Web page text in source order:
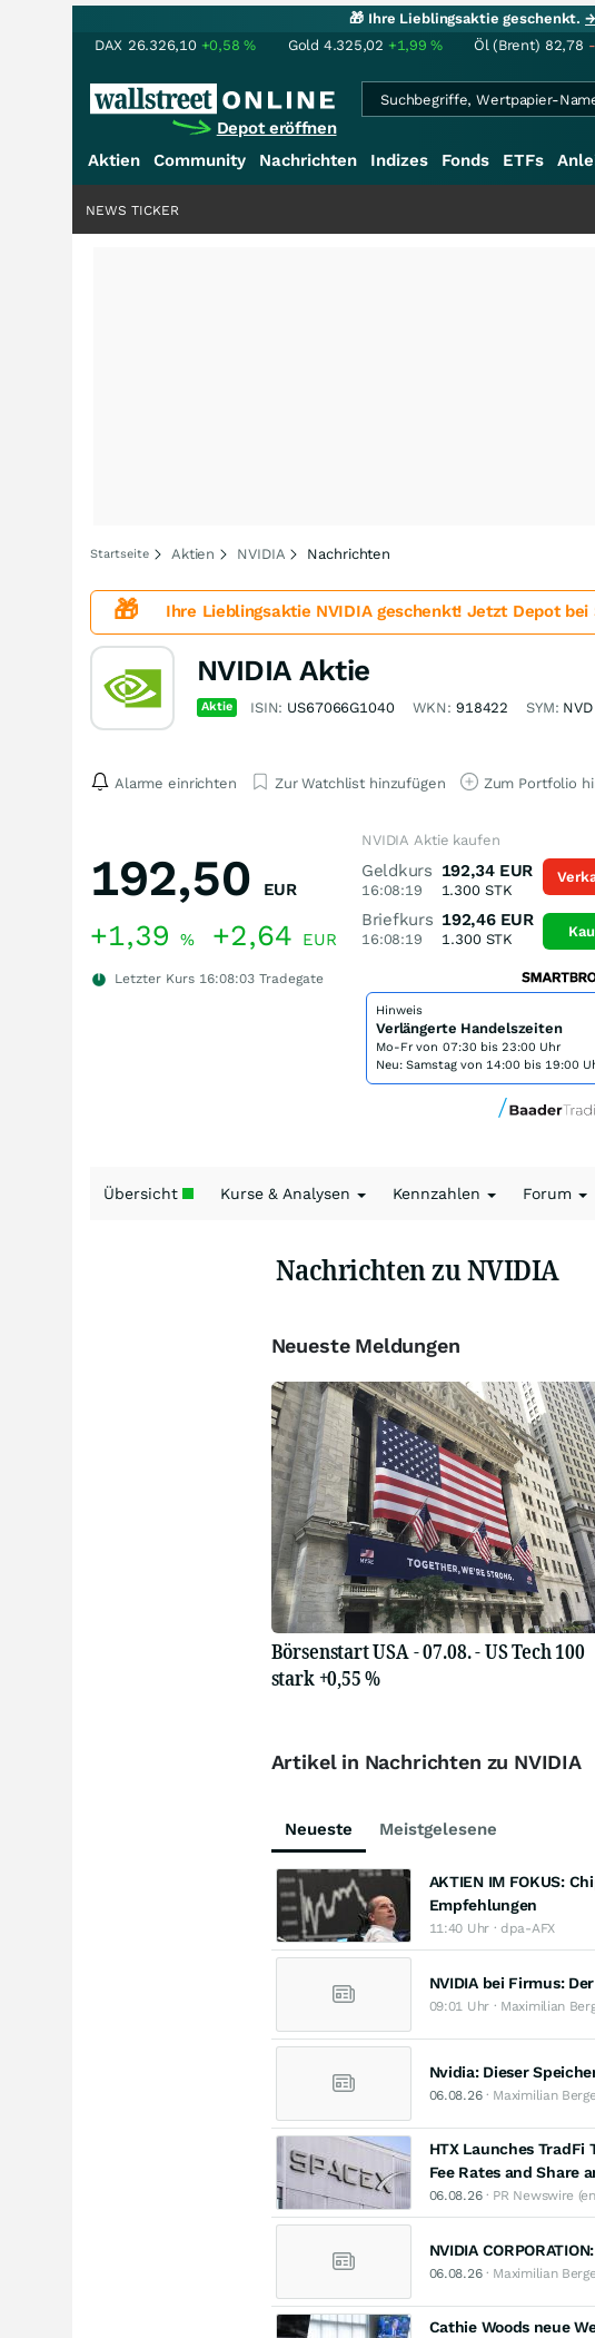
🎁 Ihre Lieblingsaktie geschenkt.
DAX 26.326,10 +0,58% Gold 4.325,02 +1,99% Öl (Brent) 82,78
Depot eröffnen
Aktien Community Nachrichten Indizes Fonds ETFs
NEWS TICKER
Startseite Aktien NVIDIA Nachrichten
🎁 Ihre Lieblingsaktie NVIDIAgeschenkt! Jetzt Depot bei
NVIDIA Aktie
Aktie ISIN: US67066G1040 WKN: 918422 SYM: NVD
Alarme einrichten Zur Watchlist hinzufügen Zum Portfolio
192,50 EUR
+1,39 % +2,64 EUR
Letzter Kurs 16:08:03 Tradegate
NVIDIA Aktie kaufen
Geldkurs
16:08:19
192,34 EUR
1.300STK
Briefkurs
16:08:19
192,46 EUR
1.300STK
Hinweis
Verlängerte Handelszeiten
Mo-Fr von 07:30 bis 23:00 Uhr
Neu: Samstag von 14:00 bis 19:00
Übersicht Kurse & Analysen Kennzahlen Forum
Nachrichten zu NVIDIA
Neueste Meldungen
Börsenstart USA - 07.08. - US Tech 100
stark +0,55 %
Artikel in Nachrichten zu NVIDIA
Neueste Meistgelesene
AKTIEN IM FOKUS:
Empfehlungen
11:40 Uhr · dpa-AFX
NVIDIA bei Firmus:
09:01 Uhr · Maximilian
Nvidia: Dieser
06.08.26· Maximilian
HTX Launches TradFi
Fee Rates and Share
06.08.26· PR Newswire
NVIDIA
06.08.26· Maximilian
Cathie Woods neue